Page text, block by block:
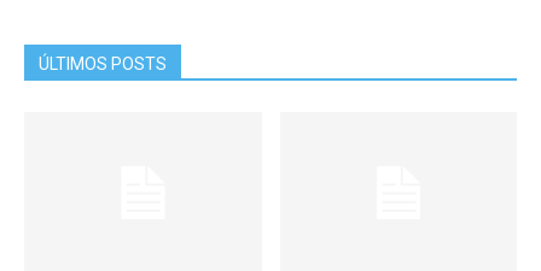
ÚLTIMOS POSTS